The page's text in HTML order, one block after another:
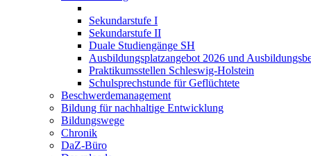
Sekundarstufe I
Sekundarstufe II
Duale Studiengänge SH
Ausbildungsplatzangebot 2026 und
Praktikumsstellen Schleswig-Holstein
Schulsprechstunde für Geflüchtete
Beschwerdemanagement
Bildung für nachhaltige Entwicklung
Bildungswege
Chronik
DaZ-Büro